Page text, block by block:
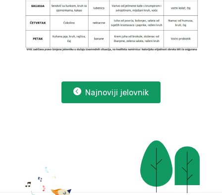
Najnoviji jelovnik